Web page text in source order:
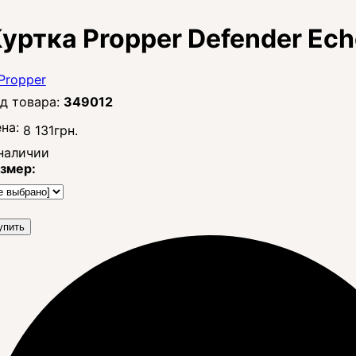
Propper Defender
349012
8 131грн.